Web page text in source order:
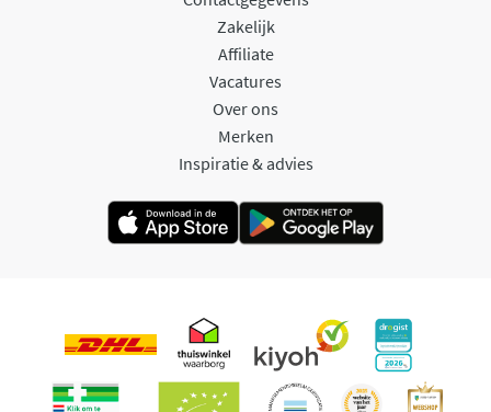
Zakelijk
Affiliate
Vacatures
Over ons
Merken
Inspiratie & advies